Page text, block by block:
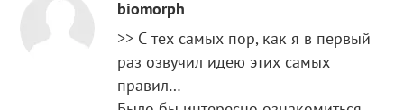
biomorph
>> С тех самых пор, как я в первый
раз озвучил идею этих самых
правил…